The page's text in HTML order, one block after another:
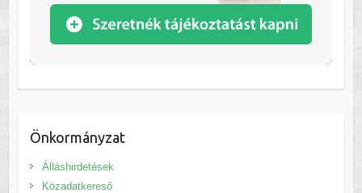
Önkormányzat
Álláshirdetések
Közadatkereső